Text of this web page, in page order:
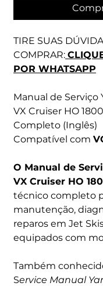
TIRE SUAS
COMPRAR:
POR WHATSAPP
Manual de Serviço
VX Cruiser HO
Completo (Inglês)
Compatível com
O Manual de
VX Cruiser HO
técnico completo
manutenção,
reparos em Jet
equipados com
Também
Service Manual